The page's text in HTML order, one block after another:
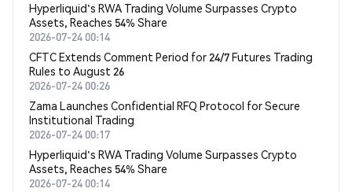
Hyperliquid's RWA Trading Volume Surpasses Crypto
Assets, Reaches 54% Share
2026-07-24 00:14
CFTC Extends Comment Period for 24/7 Futures Trading
Rules to August 26
2026-07-24 00:26
Zama Launches Confidential RFQ Protocol for Secure
Institutional Trading
2026-07-24 00:17
Hyperliquid's RWA Trading Volume Surpasses Crypto
Assets, Reaches 54% Share
2026-07-24 00:14